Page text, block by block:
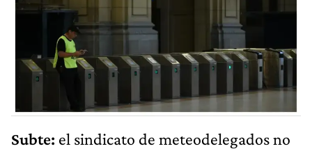
Subte: el sindicato de meteodelegados no